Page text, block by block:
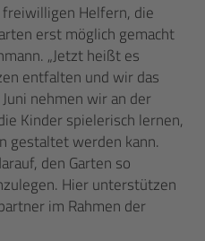
freiwilligen Helfern, die
erst möglich gemacht
„Jetzt heißt es
entfalten und wir das
nehmen wir an der
Kinder spielerisch lernen,
gestaltet werden kann.
den Garten so
Hier unterstützen
im Rahmen der